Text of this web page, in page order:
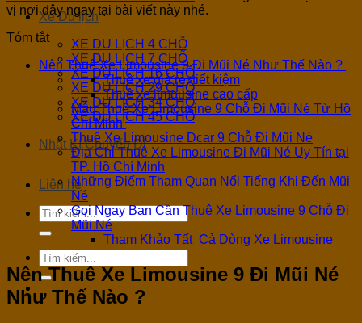
Xe Du lịch
XE DU LỊCH 4 CHỖ
XE DU LỊCH 7 CHỖ
XE DU LỊCH 16 CHỖ
XE DU LỊCH 29 CHỖ
XE DU LỊCH 34 CHỖ
XE DU LỊCH 45 CHỖ
Nhật Kí Chuyến Đi
Liên hệ
vị nơi đây ngay tại bài viết này nhé.
Tóm tắt
Nên Thuê Xe Limousine 9 Đi Mũi Né Như Thế Nào ?
Thuê xe giá rẻ, tiết kiệm
Thuê xe limousine cao cấp
Mẫu Thuê Xe Limousine 9 Chỗ Đi Mũi Né Từ Hồ
Chí Minh
Thuê Xe Limousine Dcar 9 Chỗ Đi Mũi Né
Địa Chỉ Thuê Xe Limousine Đi Mũi Né Uy Tín tại
TP. Hồ Chí Minh
Những Điểm Tham Quan Nổi Tiếng Khi Đến Mũi
Né
Gọi Ngay Bạn Cần Thuê Xe Limousine 9 Chỗ Đi
Mũi Né
Tham Khảo Tất Cả Dòng Xe Limousine
Nên Thuê Xe Limousine 9 Đi Mũi Né
Như Thế Nào ?